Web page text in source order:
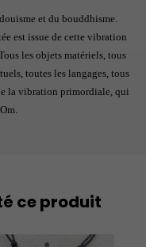
et du bouddhisme.
est issue de cette vibration
les objets matériels, tous
toutes les langages, tous
la vibration primordiale, qui
ce produit